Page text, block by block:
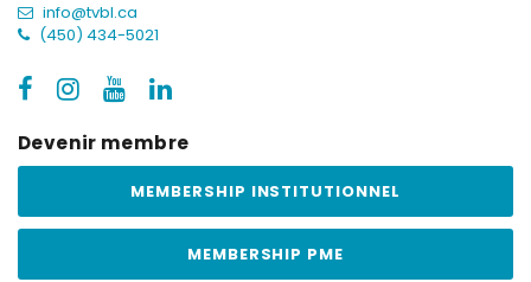
info@tvbl.ca
(450) 434-5021
Devenir membre
MEMBERSHIP INSTITUTIONNEL
MEMBERSHIP PME